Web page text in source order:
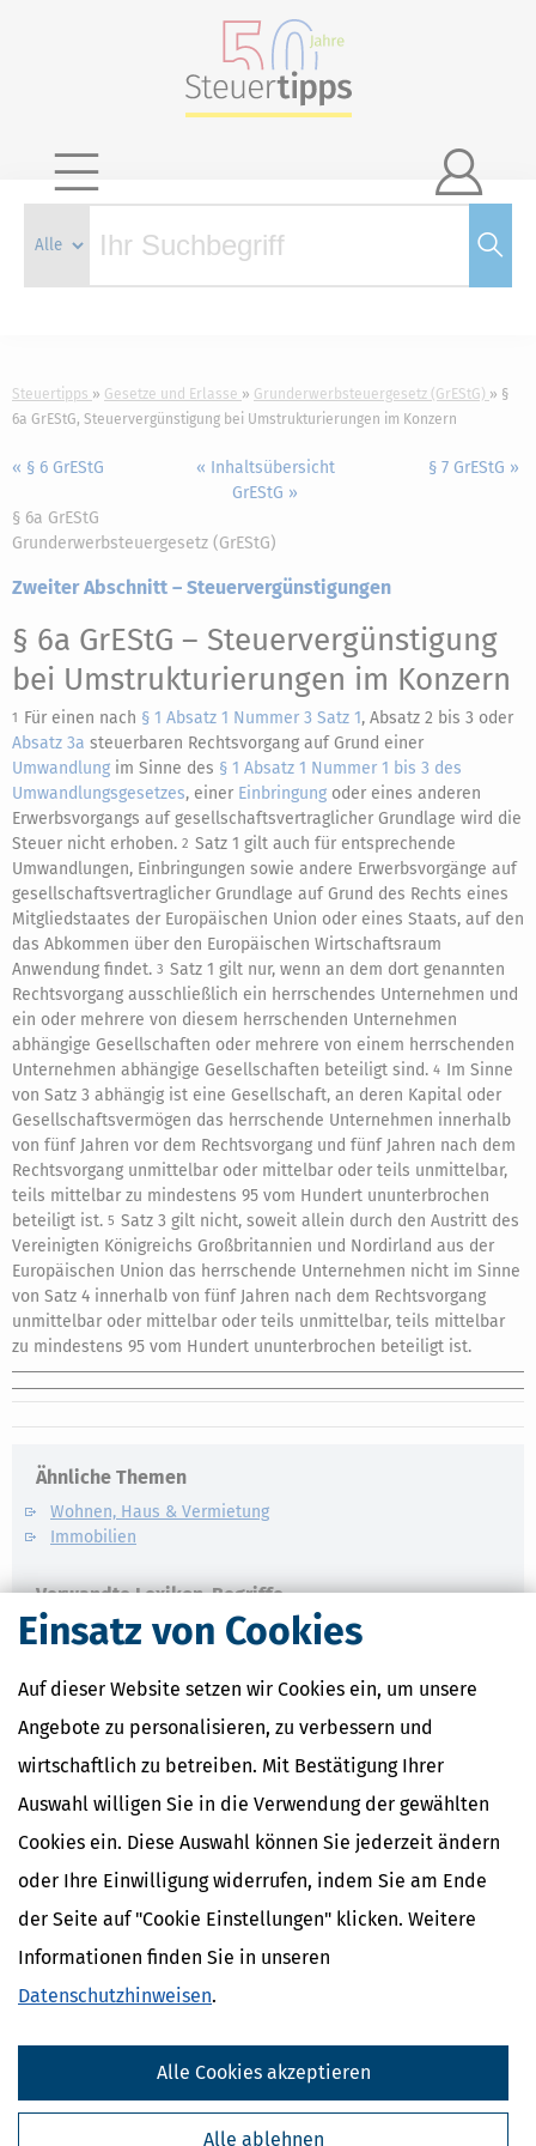
Einsatz von Cookies
Auf dieser Website setzen wir Cookies ein, um unsere
Angebote zu personalisieren, zu verbessern und
wirtschaftlich zu betreiben. Mit Bestätigung Ihrer
Auswahl willigen Sie in die Verwendung der gewählten
Cookies ein. Diese Auswahl können Sie jederzeit ändern
oder Ihre Einwilligung widerrufen, indem Sie am Ende
der Seite auf "Cookie Einstellungen" klicken. Weitere
Informationen finden Sie in unseren
Datenschutzhinweisen.
Alle ablehnen
Alle Cookies akzeptieren

Steuertipps Gesetze und Erlasse Grunderwerbsteuergesetz (GrEStG)
§
6a GrEStG, Steuervergünstigung bei Umstrukturierungen im Konzern
« § 6 GrEStG
« Inhaltsübersicht
GrEStG »
§ 7 GrEStG »
§ 6a GrEStG
Grunderwerbsteuergesetz (GrEStG)
Zweiter Abschnitt – Steuervergünstigungen
§ 6a GrEStG – Steuervergünstigung
bei Umstrukturierungen im Konzern
1 Für einen nach § 1 Absatz 1 Nummer 3 Satz 1, Absatz 2 bis 3 oder
Absatz 3a steuerbaren Rechtsvorgang auf Grund einer
Umwandlung im Sinne des § 1 Absatz 1 Nummer 1 bis 3 des
Umwandlungsgesetzes, einer Einbringung oder eines anderen
Erwerbsvorgangs auf gesellschaftsvertraglicher Grundlage wird die
Steuer nicht erhoben. 2 Satz 1 gilt auch für entsprechende
Umwandlungen, Einbringungen sowie andere Erwerbsvorgänge auf
gesellschaftsvertraglicher Grundlage auf Grund des Rechts eines
Mitgliedstaates der Europäischen Union oder eines Staats, auf den
das Abkommen über den Europäischen Wirtschaftsraum
Anwendung findet. 3 Satz 1 gilt nur, wenn an dem dort genannten
Rechtsvorgang ausschließlich ein herrschendes Unternehmen und
ein oder mehrere von diesem herrschenden Unternehmen
abhängige Gesellschaften oder mehrere von einem herrschenden
Unternehmen abhängige Gesellschaften beteiligt sind. 4 Im Sinne
von Satz 3 abhängig ist eine Gesellschaft, an deren Kapital oder
Gesellschaftsvermögen das herrschende Unternehmen innerhalb
von fünf Jahren vor dem Rechtsvorgang und fünf Jahren nach dem
Rechtsvorgang unmittelbar oder mittelbar oder teils unmittelbar,
teils mittelbar zu mindestens 95 vom Hundert ununterbrochen
beteiligt ist. 5 Satz 3 gilt nicht, soweit allein durch den Austritt des
Vereinigten Königreichs Großbritannien und Nordirland aus der
Europäischen Union das herrschende Unternehmen nicht im Sinne
von Satz 4 innerhalb von fünf Jahren nach dem Rechtsvorgang
unmittelbar oder mittelbar oder teils unmittelbar, teils mittelbar
zu mindestens 95 vom Hundert ununterbrochen beteiligt ist.
Ähnliche Themen
Wohnen, Haus & Vermietung
Immobilien
Verwandte Lexikon-Begriffe
Vermieterbescheinigung
Abbruchkosten
Anschaffungsnaher Aufwand